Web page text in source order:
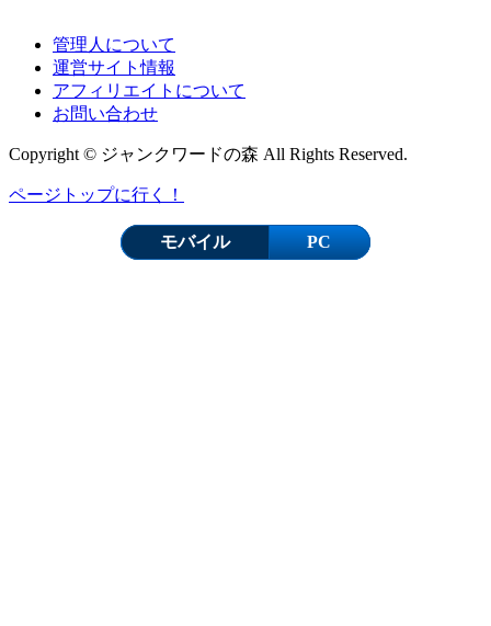
管理人について
運営サイト情報
アフィリエイトについて
お問い合わせ
Copyright © ジャンクワードの森 All Rights Reserved.
ページトップに行く！
モバイル PC